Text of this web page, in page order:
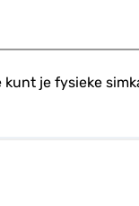
je fysieke